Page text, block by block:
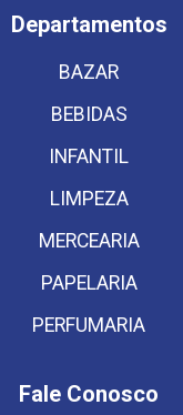
Departamentos
BAZAR
BEBIDAS
INFANTIL
LIMPEZA
MERCEARIA
PAPELARIA
PERFUMARIA
Fale Conosco